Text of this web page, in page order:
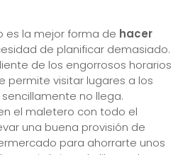
es la mejor forma de hacer
de planificar demasiado.
de los engorrosos horarios
permite visitar lugares a los
no llega.
el maletero con todo el
una buena provisión de
para ahorrarte unos